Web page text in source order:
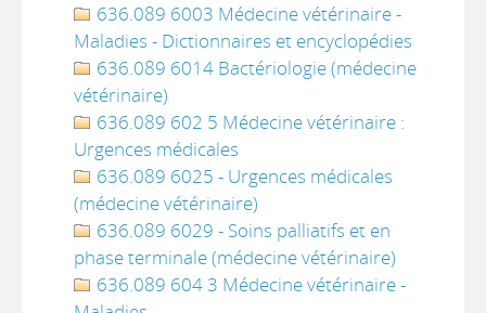
636.089 6003 Médecine vétérinaire -
Maladies - Dictionnaires et encyclopédies
636.089 6014 Bactériologie (médecine
vétérinaire)
636.089 602 5 Médecine vétérinaire :
Urgences médicales
636.089 6025 - Urgences médicales
(médecine vétérinaire)
636.089 6029 - Soins palliatifs et en
phase terminale (médecine vétérinaire)
636.089 604 3 Médecine vétérinaire -